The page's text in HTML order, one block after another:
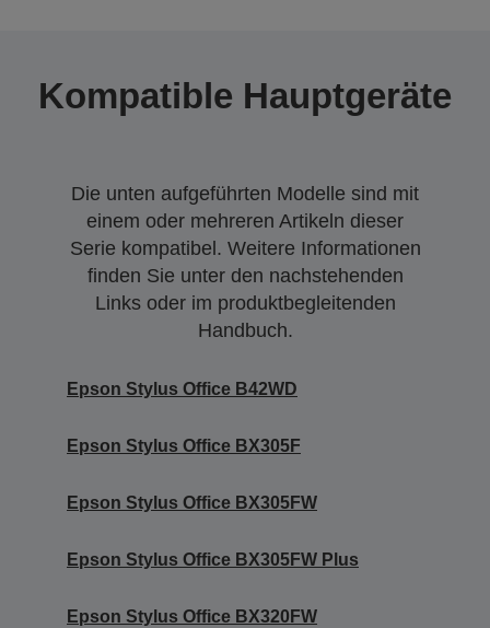
Kompatible Hauptgeräte
Die unten aufgeführten Modelle sind mit
einem oder mehreren Artikeln dieser
Serie kompatibel. Weitere Informationen
finden Sie unter den nachstehenden
Links oder im produktbegleitenden
Handbuch.
Epson Stylus Office B42WD
Epson Stylus Office BX305F
Epson Stylus Office BX305FW
Epson Stylus Office BX305FW Plus
Epson Stylus Office BX320FW